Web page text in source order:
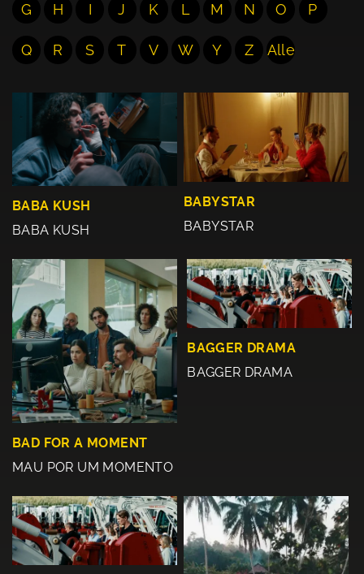
G H I J K L M N O P
Q R S T V W Y Z Alle
BABA KUSH
BABA KUSH
BABYSTAR
BABYSTAR
BAD FOR A MOMENT
MAU POR UM MOMENTO
BAGGER DRAMA
BAGGER DRAMA